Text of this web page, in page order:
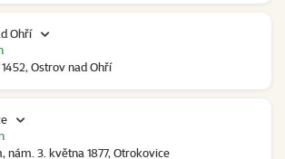
Ohří
Ostrov nad Ohří
nám. 3. května 1877, Otrokovice